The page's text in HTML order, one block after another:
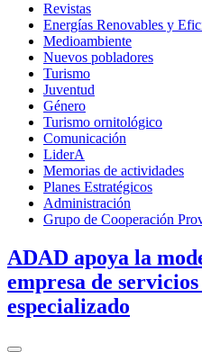
Revistas
Energías Renovables y
Medioambiente
Nuevos pobladores
Turismo
Juventud
Género
Turismo ornitológico
Comunicación
LiderA
Memorias de actividades
Planes Estratégicos
Administración
Grupo de Cooperación
ADAD apoya la
empresa de
especializado